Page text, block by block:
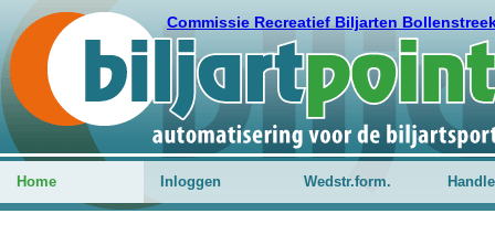
Commissie Recreatief Biljarten
Home Inloggen Wedstr.form.